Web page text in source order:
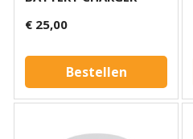
€ 25,00
Bestellen